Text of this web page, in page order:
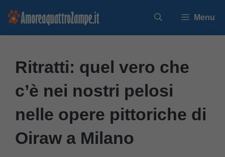
Vai
Menu
Ritratti: quel vero che
c’è nei nostri pelosi
nelle opere pittoriche di
Oiraw a Milano